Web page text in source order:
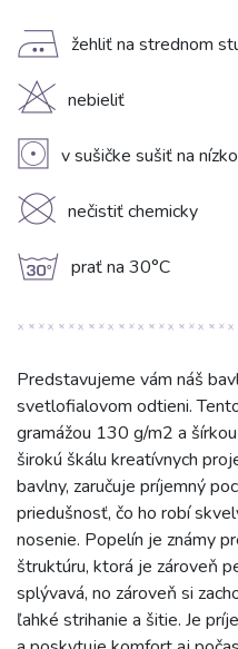
E žehliť na strednom
H nebieliť
V v sušičke sušiť na
K nečistiť chemicky
g prať na 30°C
Predstavujeme vám náš
svetlofialovom odtieni.
gramážou 130 g/m2 a
širokú škálu kreatívnych
bavlny, zaručuje príjemný
priedušnosť, čo ho robí
nosenie. Popelín je známy
štruktúru, ktorá je zároveň
splývavá, no zároveň si
ľahké strihanie a šitie. Je